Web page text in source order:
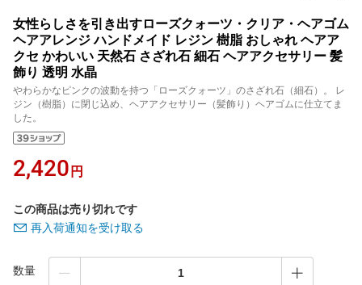
女性らしさを引き出すローズクォーツ・クリア・ヘアゴム
ヘアアレンジ ハンドメイド レジン 樹脂 おしゃれ ヘアア
クセ かわいい 天然石 さざれ石 細石 ヘアアクセサリー 髪
飾り 透明 水晶
やわらかなピンクの波動を持つ「ローズクォーツ」のさざれ石（細石）。 レ
ジン（樹脂）に閉じ込め、ヘアアクセサリー（髪飾り）ヘアゴムに仕立てま
した。
2,420 円
この商品は売り切れです
再入荷通知を受け取る
数量